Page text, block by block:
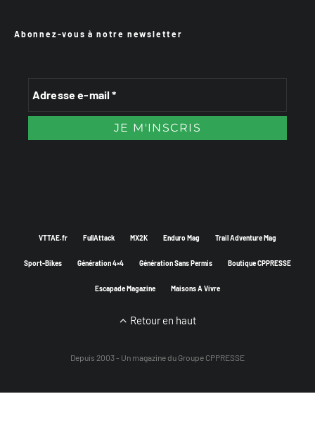
Abonnez-vous à notre newsletter
VTTAE.fr FullAttack MX2K Enduro Mag Trail Adventure Mag
Sport-Bikes Génération 4×4 Génération Sans Permis Boutique CPPRESSE
Escapade Magazine Maisons A Vivre
Retour en haut
Depuis 2003 - Un magazine du Groupe CPPRESSE